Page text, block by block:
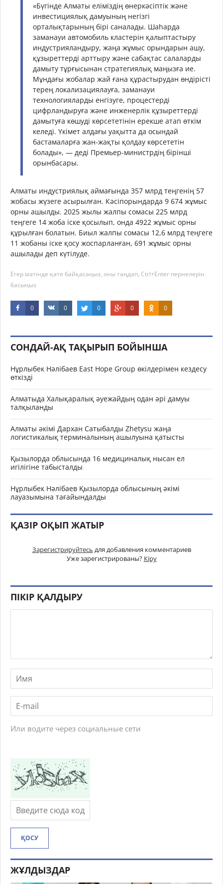
«Бүгінде Алматы еліміздің өнеркәсіптік және
инвестициялық дамуының негізгі
орталықтарының бірі саналады. Шаһарда
заманауи автомобиль кластерін қалыптастыру
индустрияландыру, жаңа жұмыс орындарын ашу,
құзыреттерді арттыру және сабақтас салаларды
дамыту тұрғысынан стратегиялық маңызға ие.
Мұндағы жобалар жай ғана құрастырудан өндірісті
терең локализациялауға, заманауи
технологияларды енгізуге, процестерді
цифрландыруға және инженерлік құзыреттерді
дамытуға көшуді көрсететінін ерекше атап өткім
келеді. Үкімет алдағы уақытта да осындай
бастамаларға жан-жақты қолдау көрсететін
болады», — деді Премьер-министрдің бірінші
орынбасары.
Алматы индустриялық аймағында 357 млрд теңгенің 57
жобасы жүзеге асырылған. Кәсіпорындарда 9 674 жұмыс
орны ашылды. 2025 жылы жалпы сомасы 225 млрд
теңгеге 14 жоба іске қосылып, онда 4922 жұмыс орны
құрылған болатын. Биыл жалпы сомасы 12,6 млрд теңгеге
11 жобаны іске қосу жоспарланған, 691 жұмыс орны
ашылады деп күтілуде.
Егер мәтінде қате байқасаңыз, оны таңдап, Ctrl+Enter пернелерін
басыңыз
0 0 0 0 0
СОНДАЙ-АҚ ТАҚЫРЫП БОЙЫНША
Нұрлыбек Нәлібаев East Hope Group өкілдерімен кездесу
өткізді
Алматыда Халықаралық әуежайдың одан әрі дамуы
талқыланды
Алматы әкімі Дархан Сатыбалды Zhetysu жаңа
логистикалық терминалының ашылуына қатысты
Қызылорда облысында 16 медициналық нысан ел
игілігіне табысталды
Нұрлыбек Нәлібаев Қызылорда облысының әкімі
лауазымына тағайындалды
ҚАЗІР ОҚЫП ЖАТЫР
Зарегистрируйтесь для добавления комментариев
Уже зарегистрированы? Кіру
ПІКІР ҚАЛДЫРУ
Или водите через социальные сети
ҚОСУ
ЖҰЛДЫЗДАР